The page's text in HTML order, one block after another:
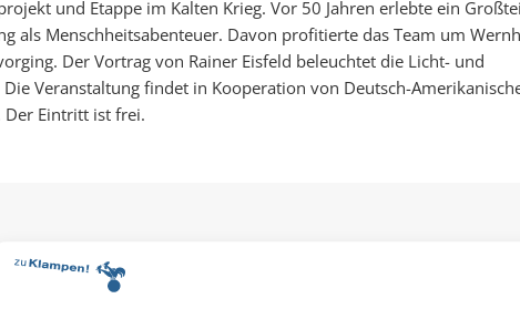
und Etappe im Kalten Krieg. Vor 50 Jahren erlebte ein
als Menschheitsabenteuer. Davon profitierte das Team um
Der Vortrag von Rainer Eisfeld beleuchtet die Licht- und
Veranstaltung findet in Kooperation von Deutsch-
Eintritt ist frei.
EISFELD
Jahrgang 1941, war bis zu seiner Emeritierung Professor für
an der Universität Osnabrück. Seit 1994 ist er Mitglied des